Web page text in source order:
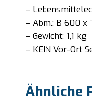
–
– Abm.: B 600
– Gewicht: 1,1 kg
– KEIN Vor-Ort
Ähnliche